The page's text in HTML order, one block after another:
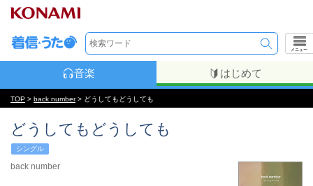
メニュー
音楽 はじめて
TOP > back number> どうしてもどうしても
どうしてもどうしても
シングル
back number